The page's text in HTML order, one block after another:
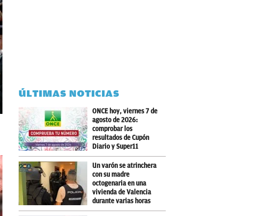
ÚLTIMAS NOTICIAS
ONCE hoy, viernes 7 de
agosto de 2026:
comprobar los
resultados de Cupón
Diario y Super11
Un varón se atrinchera
con su madre
octogenaria en una
vivienda de Valencia
durante varias horas